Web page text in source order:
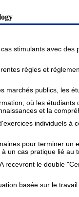
stimulants avec
règles et
marchés publics, les
où les
et la
individuels à
pour terminer
un cas pratique lié au
le double
basée sur le